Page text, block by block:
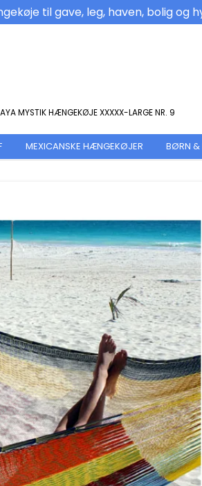
til gave, leg, haven, bolig og
MYSTIK HÆNGEKØJE XXXXX-LARGE NR. 9
MEXICANSKE HÆNGEKØJER BØRN &